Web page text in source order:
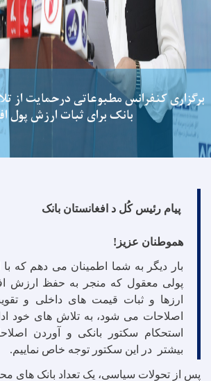
برگزاری کنفرانس مطبوعاتی درحمایت از
بانک برای ثبات ارزش پول
پیام رئیس کُل د افغانستان بانک
هموطنان عزیز !
بار دیگر به شما اطمینان می دهم که
پولی معقول که منجر به حفظ ارزش
ارزها و ثبات قیمت های داخلی و
اصلاحات می شود، به تلاش های خود
استحکام سکتور بانکی و آوردن
بیشتر در این سکتور توجه خاص نماییم.
پس از تحولات سیاسی، یک تعداد بانک های